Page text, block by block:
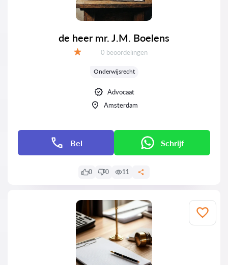
de heer mr. J.M. Boelens
Getuigenissen:
0 beoordelingen
Onderwijsrecht
Advocaat
Amsterdam
Bel Schrijf
0 0 11